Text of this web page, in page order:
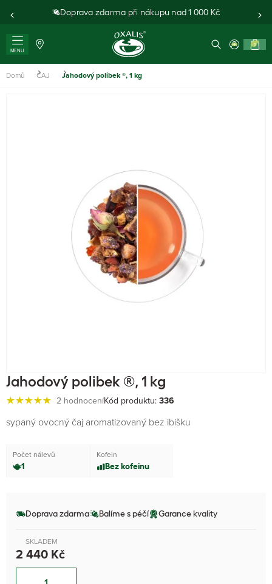
Doprava zdarma při nákupu nad 1 000 Kč
MENU
0
Domů ČAJ Jahodový polibek ®, 1 kg
Jahodový polibek ®, 1 kg
2 hodnoceníKód produktu: 336
sypaný ovocný čaj aromatizovaný bez ibišku
Počet nálevů
1
Kofein
Bez kofeinu
Doprava zdarma Balíme s péčí Garance kvality
SKLADEM
2 440 Kč